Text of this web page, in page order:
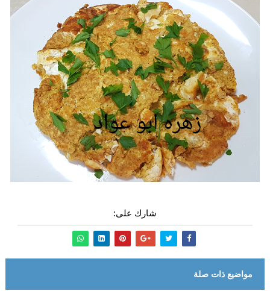
شارك على:
مواضيع ذات صلة